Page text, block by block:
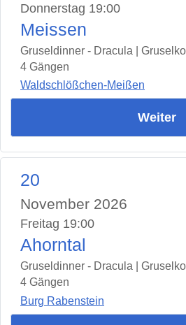
Donnerstag 19:00
Meissen
Gruseldinner - Dracula |
4 Gängen
Waldschlößchen-Meißen
Weiter
20
November 2026
Freitag 19:00
Ahorntal
Gruseldinner - Dracula |
4 Gängen
Burg Rabenstein